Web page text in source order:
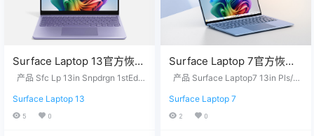
Surface Laptop 13官方恢复
镜像24H2版本
thSnapdragon_BMR_12010
_2025.403.10995389.zip网
产品 Sfc Lp 13in Snpdrgn 1stEd
ion 24H2 没有找到您需要的文
件？ 请联系我们，提供您设备上的1
Surface Laptop 13
5 0
Surface Laptop 7官方恢复
镜像25H2版本
0_2026.323.11815467.zip网
盘下载
产品 Surface Laptop7 13in Pls/1
25H2 Surface Laptop7 15in BSKU
- Windows 11 Home Version 25H2
Surface Laptop 7
2 0